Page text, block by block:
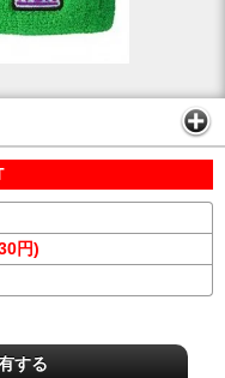
円)
する